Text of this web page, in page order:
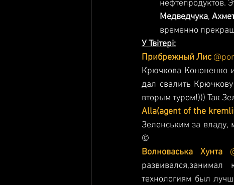
нефтепродуктов.
Медведчука,
временно
У Твітері:
Прибрежный Лис
Крючкова Кононенко
дал свалить
вторым туром!))) Так
Alla(agent of the
Зеленським за владу,
©
Волноваська Хунта
технологиям был